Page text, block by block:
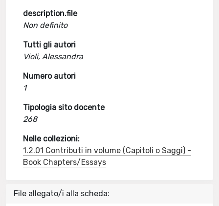
description.file
Non definito
Tutti gli autori
Violi, Alessandra
Numero autori
1
Tipologia sito docente
268
Nelle collezioni:
1.2.01 Contributi in volume (Capitoli o Saggi) -
Book Chapters/Essays
File allegato/i alla scheda: